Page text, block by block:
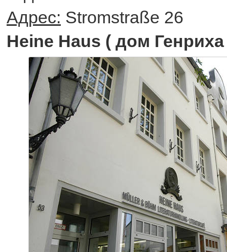
Адрес: Stromstraße 26
Heine Haus ( дом